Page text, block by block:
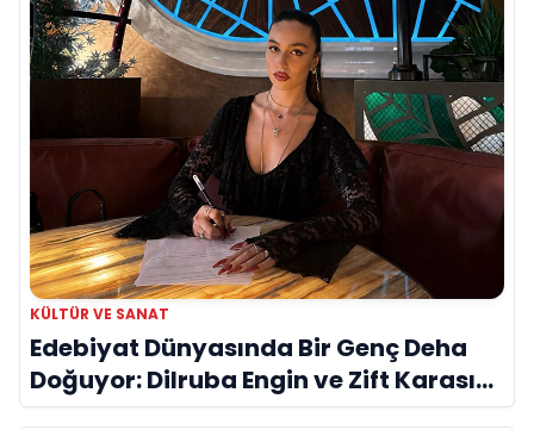
KÜLTÜR VE SANAT
Edebiyat Dünyasında Bir Genç Deha
Doğuyor: Dilruba Engin ve Zift Karası
Evreni ‘AVENOİR’